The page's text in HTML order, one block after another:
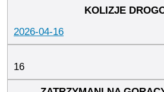
2026-04-16
16